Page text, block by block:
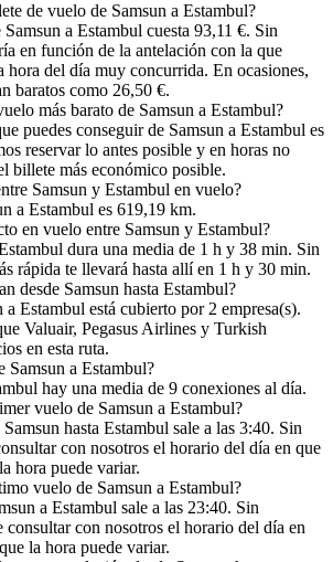
de vuelo de Samsun a Estambul?
a Estambul cuesta 93,11 €. Sin
en función de la antelación con la que
hora del día muy concurrida. En ocasiones,
baratos como 26,50 €.
más barato de Samsun a Estambul?
puedes conseguir de Samsun a Estambul es
reservar lo antes posible y en horas no
billete más económico posible.
Samsun y Estambul en vuelo?
a Estambul es 619,19 km.
en vuelo entre Samsun y Estambul?
dura una media de 1 h y 38 min. Sin
rápida te llevará hasta allí en 1 h y 30 min.
desde Samsun hasta Estambul?
Estambul está cubierto por 2 empresa(s).
Valuair, Pegasus Airlines y Turkish
en esta ruta.
Samsun a Estambul?
hay una media de 9 conexiones al día.
vuelo de Samsun a Estambul?
hasta Estambul sale a las 3:40. Sin
con nosotros el horario del día en que
hora puede variar.
vuelo de Samsun a Estambul?
a Estambul sale a las 23:40. Sin
consultar con nosotros el horario del día en
la hora puede variar.